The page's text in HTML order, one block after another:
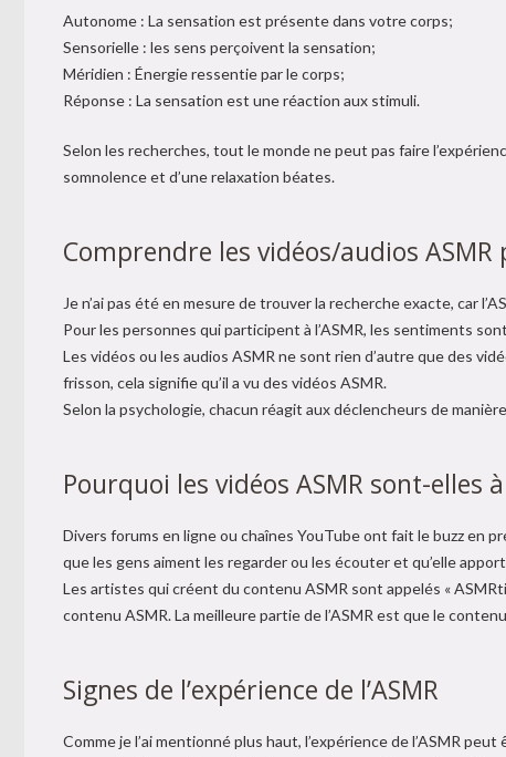
Autonome : La sensation est présente dans votre corps;
Sensorielle : les sens perçoivent la sensation;
Méridien : Énergie ressentie par le corps;
Réponse : La sensation est une réaction aux stimuli.
Selon les recherches, tout le monde ne peut pas faire
somnolence et d’une relaxation béates.
Comprendre les vidéos/audios
Je n’ai pas été en mesure de trouver la recherche exacte, car
Pour les personnes qui participent à l’ASMR, les sentiments
Les vidéos ou les audios ASMR ne sont rien d’autre que des
frisson, cela signifie qu’il a vu des vidéos ASMR.
Selon la psychologie, chacun réagit aux déclencheurs de
Pourquoi les vidéos ASMR sont-elles
Divers forums en ligne ou chaînes YouTube ont fait le buzz en
que les gens aiment les regarder ou les écouter et qu’elle
Les artistes qui créent du contenu ASMR sont appelés «
contenu ASMR. La meilleure partie de l’ASMR est que le
Signes de l’expérience de l’ASMR
Comme je l’ai mentionné plus haut, l’expérience de l’ASMR